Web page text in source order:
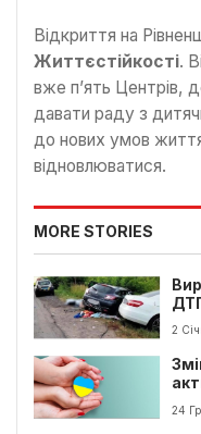
Відкриття на
Життєстійкості.
вже п’ять Центрів,
давати раду з
до нових умов життя
відновлюватися.
MORE STORIES
2
24